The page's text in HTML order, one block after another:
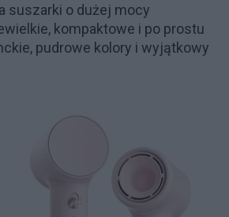
suszarki o dużej mocy
kompaktowe i po prostu
pudrowe kolory i wyjątkowy